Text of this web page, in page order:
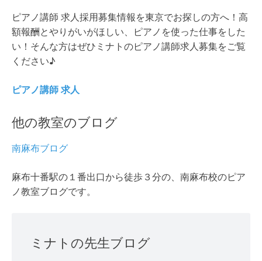
ピアノ講師 求人採用募集情報を東京でお探しの方へ！高
額報酬とやりがいがほしい、ピアノを使った仕事をした
い！そんな方はぜひミナトのピアノ講師求人募集をご覧
ください♪
ピアノ講師 求人
他の教室のブログ
南麻布ブログ
麻布十番駅の１番出口から徒歩３分の、南麻布校のピア
ノ教室ブログです。
ミナトの先生ブログ